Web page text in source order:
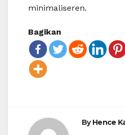
minimaliseren.
Bagikan
ByHence